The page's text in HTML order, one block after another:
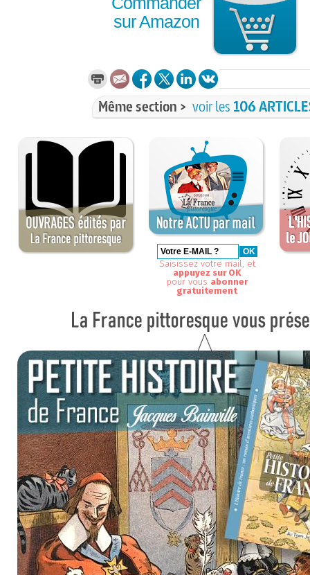
sur Amazon
Même section > voir les 106
Saisissez votre mail, et
appuyez sur OK
pour vous abonner
gratuitement